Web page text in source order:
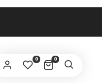
0
0
afin de vous